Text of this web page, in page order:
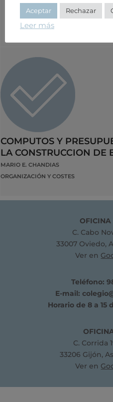
ANATOLIO
COMPUTOS Y
LA CONSTRUCCION DE
MARIO E. CHANDIAS
ORGANIZACIÓN Y COSTES
OFICINA
C. Cabo
33007 Oviedo,
Ver en
Teléfono:
E-mail:
Horario de 8 a 15
C. Corrida
33206 Gijón,
Ver en
Aceptar Rechazar
Leer más